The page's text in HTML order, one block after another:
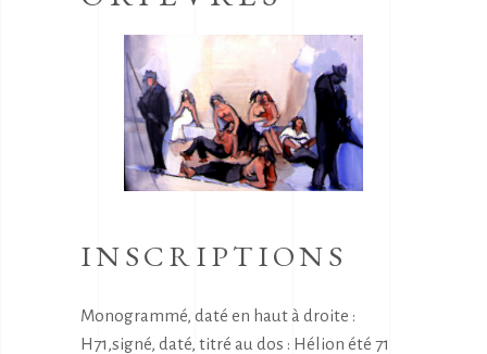
INSCRIPTIONS
Monogrammé, daté en haut à droite :
H71,signé, daté, titré au dos : Hélion été 71